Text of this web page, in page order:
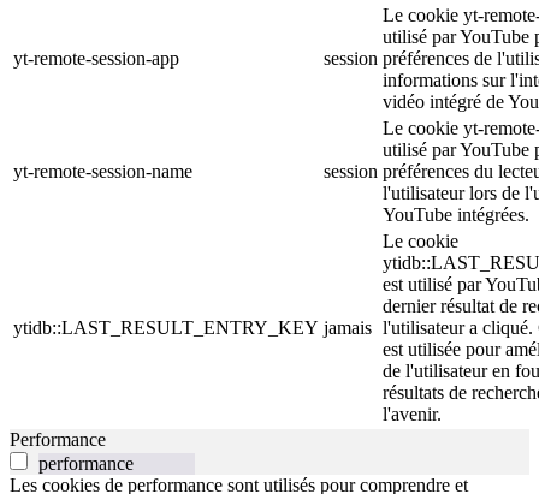
yt-remote-session-app session
Le cookie yt-
utilisé par YouTube
préférences de
informations sur
vidéo intégré de
yt-remote-session-name session
Le cookie yt-
utilisé par YouTube
préférences du
l'utilisateur lors de
YouTube intégrées.
ytidb::LAST_RESULT_ENTRY_KEY jamais
Le cookie
est utilisé par
dernier résultat de
l'utilisateur a
est utilisée pour
de l'utilisateur en
résultats de
l'avenir.
Performance
performance
Les cookies de performance sont utilisés pour comprendre et